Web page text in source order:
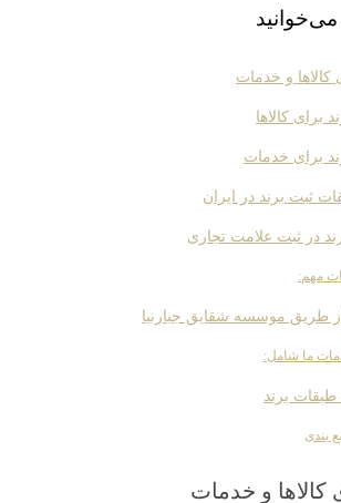
می‌خوانید
کالاها و خدمات
برای کالاها
برای خدمات
ثبت برند در ایران
در ثبت علامت تجاری
مهم:
از طریق موسسه شقایق جبارنیا
ما شامل:
برند
بندی
کالاها و خدمات